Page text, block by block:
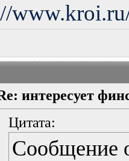
интересует
Цитата:
Сообщение